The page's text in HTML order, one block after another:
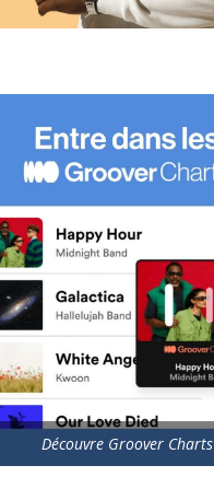
Découvre Groover Charts